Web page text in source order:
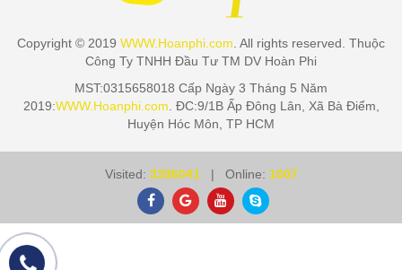
Copyright © 2019 WWW.Hoanphi.com . All rights reserved. Thuộc
Công Ty TNHH Đầu Tư TM DV Hoàn Phi
MST:0315658018 Cấp Ngày 3 Tháng 5 Năm
2019:WWW.Hoanphi.com . ĐC:9/1B Ấp Đông Lân, Xã Bà Điểm,
Huyện Hóc Môn, TP HCM
Visited: 3396041| Online: 1007